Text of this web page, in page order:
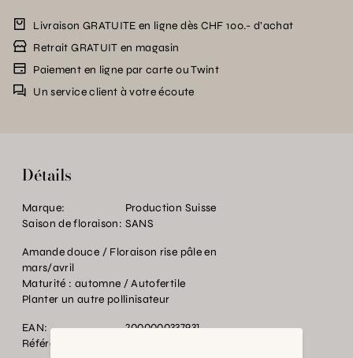
Livraison GRATUITE en ligne dès CHF 100.- d’achat
Retrait GRATUIT en magasin
Paiement en ligne par carte ou Twint
Un service client à votre écoute
Détails
Marque:
Production Suisse
Saison de floraison: SANS
Amande douce / Floraison rise pâle en
mars/avril
Maturité : automne / Autofertile
Planter un autre pollinisateur
EAN:
2000000337931
Référence: